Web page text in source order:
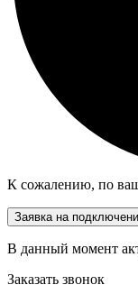
К сожалению, по
Заявка на
В данный момент
Заказать звонок